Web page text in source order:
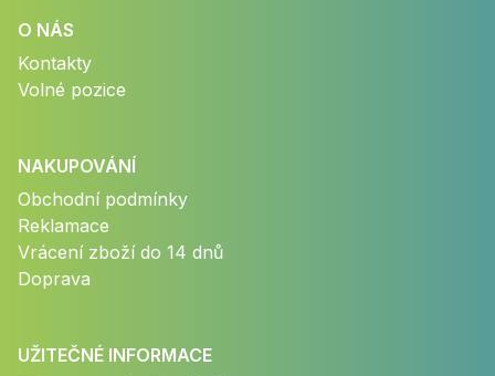
O NÁS
Kontakty
Volné pozice
NAKUPOVÁNÍ
Obchodní podmínky
Reklamace
Vrácení zboží do 14 dnů
Doprava
UŽITEČNÉ INFORMACE